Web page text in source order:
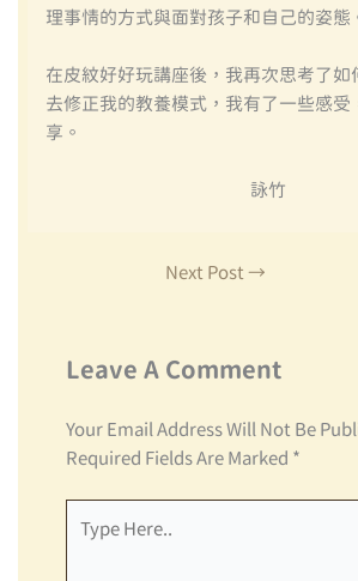
理事情的方式與面對孩子和自己的姿態
在皮紋好好玩講座後，我再次思考了如
去修正我的教養模式，我有了一些感受
享。
詠竹
Next Post →
Leave A Comment
Your Email Address Will Not Be
Required Fields Are Marked *
Here..